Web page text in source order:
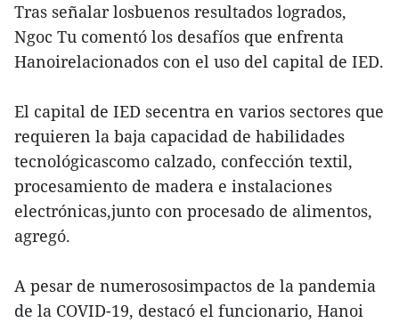
Tras señalar losbuenos resultados logrados,
Ngoc Tu comentó los desafíos que enfrenta
Hanoirelacionados con el uso del capital de IED.
El capital de IED secentra en varios sectores que
requieren la baja capacidad de habilidades
tecnológicascomo calzado, confección textil,
procesamiento de madera e instalaciones
electrónicas,junto con procesado de alimentos,
agregó.
A pesar de numerososimpactos de la pandemia
de la COVID-19, destacó el funcionario, Hanoi